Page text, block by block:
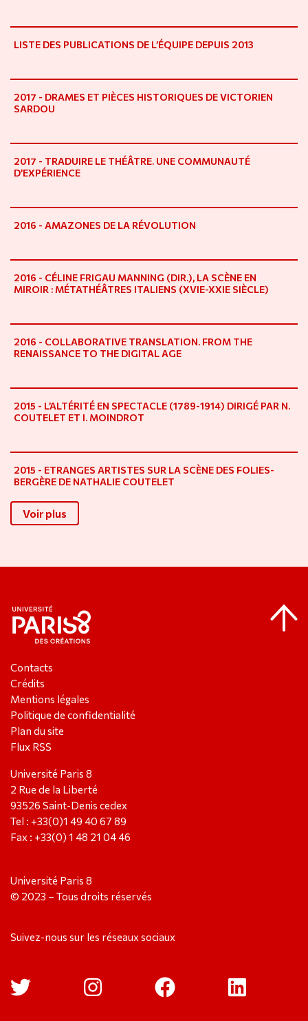
LISTE DES PUBLICATIONS DE L’ÉQUIPE DEPUIS 2013
2017 - DRAMES ET PIÈCES HISTORIQUES DE VICTORIEN
SARDOU
2017 - TRADUIRE LE THÉÂTRE. UNE COMMUNAUTÉ
D’EXPÉRIENCE
2016 - AMAZONES DE LA RÉVOLUTION
2016 - CÉLINE FRIGAU MANNING (DIR.), LA SCÈNE EN
MIROIR : MÉTATHÉÂTRES ITALIENS (XVIE-XXIE SIÈCLE)
2016 - COLLABORATIVE TRANSLATION. FROM THE
RENAISSANCE TO THE DIGITAL AGE
2015 - L’ALTÉRITÉ EN SPECTACLE (1789-1914) DIRIGÉ PAR N.
COUTELET ET I. MOINDROT
2015 - ETRANGES ARTISTES SUR LA SCÈNE DES FOLIES-
BERGÈRE DE NATHALIE COUTELET
Voir plus
Contacts
Crédits
Mentions légales
Politique de confidentialité
Plan du site
Flux RSS
Université Paris 8
2 Rue de la Liberté
93526 Saint-Denis cedex
Tel : +33(0)1 49 40 67 89
Fax : +33(0) 1 48 21 04 46
Université Paris 8
© 2023 – Tous droits réservés
Suivez-nous sur les réseaux sociaux